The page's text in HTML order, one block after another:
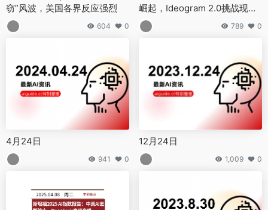
窃”风波，美国各界反应强烈
604 0
崛起，Ideogram 2.0挑战现有
霸主
789 0
4月24日
941 0
12月24日
1,009 0